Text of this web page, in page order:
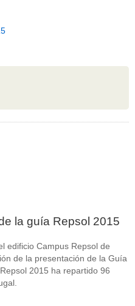
la guía Repsol 2015
edificio Campus Repsol de
de la presentación de la Guía
2015 ha repartido 96